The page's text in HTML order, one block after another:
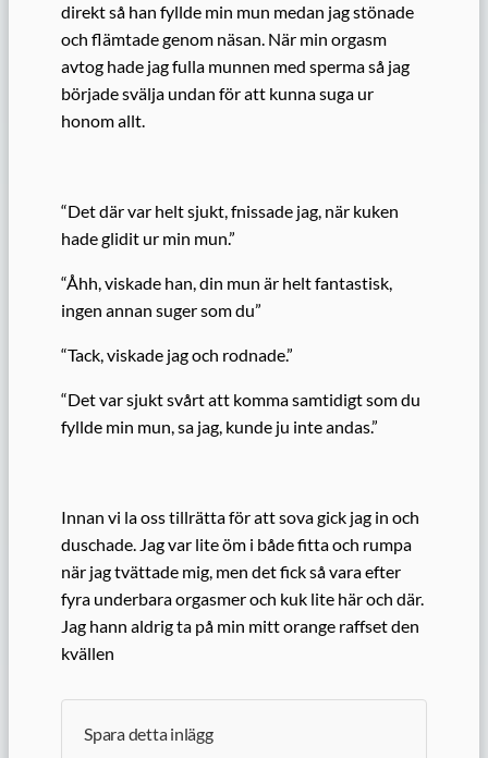
direkt så han fyllde min mun medan jag stönade
och flämtade genom näsan. När min orgasm
avtog hade jag fulla munnen med sperma så jag
började svälja undan för att kunna suga ur
honom allt.
“Det där var helt sjukt, fnissade jag, när kuken
hade glidit ur min mun.”
“Åhh, viskade han, din mun är helt fantastisk,
ingen annan suger som du”
“Tack, viskade jag och rodnade.”
“Det var sjukt svårt att komma samtidigt som du
fyllde min mun, sa jag, kunde ju inte andas.”
Innan vi la oss tillrätta för att sova gick jag in och
duschade. Jag var lite öm i både fitta och rumpa
när jag tvättade mig, men det fick så vara efter
fyra underbara orgasmer och kuk lite här och där.
Jag hann aldrig ta på min mitt orange raffset den
kvällen
Spara detta inlägg